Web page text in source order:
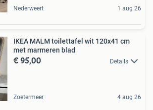
Nederweert 1 aug 26
IKEA MALM toilettafel wit 120x41 cm
met marmeren blad
€ 95,00 Details
Zoetermeer 4 aug 26